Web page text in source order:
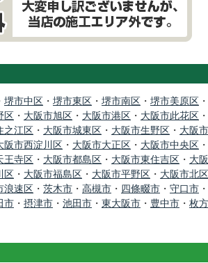
堺市中区 ・ 堺市東区 ・ 堺市南区 ・ 堺市美原区 ・
区 ・ 大阪市旭区 ・ 大阪市港区 ・ 大阪市此花区 ・
之江区 ・ 大阪市城東区 ・ 大阪市生野区 ・ 大阪
阪市西淀川区 ・ 大阪市大正区 ・ 大阪市中央区 ・
王寺区 ・ 大阪市都島区 ・ 大阪市東住吉区 ・ 大
区 ・ 大阪市福島区 ・ 大阪市平野区 ・ 大阪市北区
浪速区 ・ 茨木市 ・ 高槻市 ・ 四條畷市 ・ 守口市 ・
市 ・ 摂津市 ・ 池田市 ・ 東大阪市 ・ 豊中市 ・ 枚方